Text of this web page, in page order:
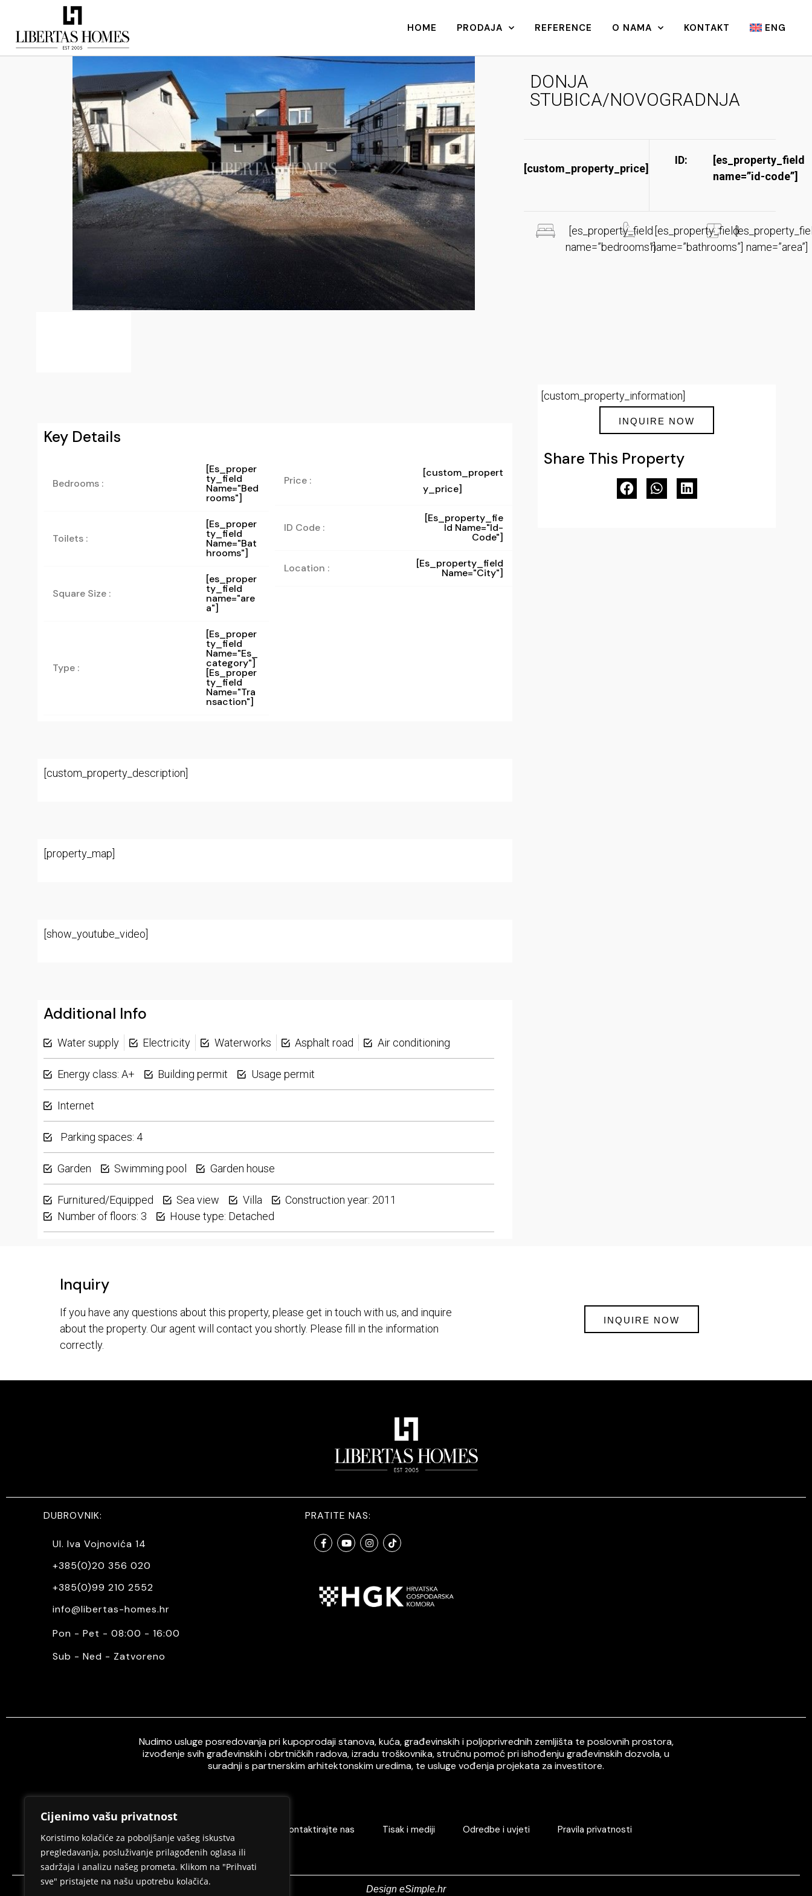
Cijenimo vašu privatnost
Koristimo kolačiće za poboljšanje vašeg iskustva
pregledavanja, posluživanje prilagođenih oglasa ili
sadržaja i analizu našeg prometa. Klikom na "Prihvati
sve" pristajete na našu upotrebu kolačića.
HOME PRODAJA REFERENCE O NAMA KONTAKT ENG
DONJA
STUBICA/NOVOGRADNJA
[custom_property_price]
ID:
[es_property_field
name=”id-code”]​
[es_property_field
name=”bedrooms”]
[es_property_field
name=”bathrooms”] name=”area”]
Key Details
Bedrooms :
[es_proper
Ty_field
Name="bed
Rooms"]
Toilets :
[es_proper
Ty_field
Name="bat
Hrooms"]
Square Size :
[es_proper
ty_field
name="are
a"]
Type :
[es_proper
Ty_field
Name="es_
Category"]
[es_proper
Ty_field
Name="tra
Nsaction"]
Price :
[custom_propert
y_price]
ID Code :
[es_property_fie
Ld Name="id-
Code"]
Location : [es_property_field
Name="city"]
[custom_property_description]
[property_map]
[show_youtube_video]
Additional Info
Water supply Electricity Waterworks Asphalt road Air conditioning
Energy class: A+ Building permit Usage permit
Internet
Parking spaces: 4
Garden Swimming pool Garden house
Furnitured/Equipped Sea view Villa
Construction year: 2011
Number of floors: 3
House type: Detached
[custom_property_information]
INQUIRE NOW
Share This Property
Inquiry
If you have any questions about this property, please get in touch with us, and inquire
about the property. Our agent will contact you shortly. Please fill in the information
correctly.
INQUIRE NOW
DUBROVNIK:
Ul. Iva Vojnovića 14
+385(0)20 356 020
+385(0)99 210 2552
info@libertas-homes.hr
Pon - Pet - 08:00 - 16:00
Sub - Ned - Zatvoreno
PRATITE NAS:
Nudimo usluge posredovanja pri kupoprodaji stanova, kuća, građevinskih i poljoprivrednih zemljišta te poslovnih prostora,
izvođenje svih građevinskih i obrtničkih radova, izradu troškovnika, stručnu pomoć pri ishođenju građevinskih dozvola, u
suradnji s partnerskim arhitektonskim uredima, te usluge vođenja projekata za investitore.
Kontaktirajte nas Tisak i mediji Odredbe i uvjeti Pravila privatnosti
Design eSimple.hr